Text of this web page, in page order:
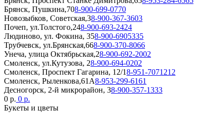
Брянск, Пушкина,708-900-699-0770
Новозыбков, Советская,38-900-367-3603
Почеп, ул.Толстого,248-900-693-2424
Людиново, ул. Фокина, 358-900-6905335
Трубчевск, ул.Брянская,668-900-370-8066
Унеча, улица Октябрьская,28-900-692-2002
Смоленск, ул.Кутузова, 28-900-694-0202
Смоленск, Проспект Гагарина, 12/18-951-7071212
Смоленск, Рыленкова,61А8-953-299-6161
Десногорск, 2-й микрорайон, 38-900-357-1333
0 р. 0 р.
Букеты и цветы